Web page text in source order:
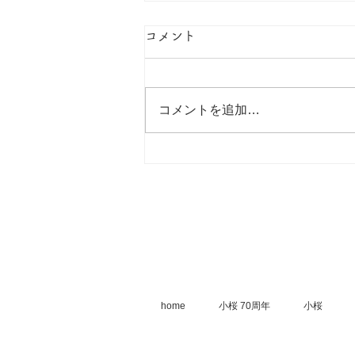
私たちの今。
しました。 小桜・小梅、私たち
の「今」を映像に残しました。ぜ
コメント
コメントを追加…
home 小桜 70周年 小桜